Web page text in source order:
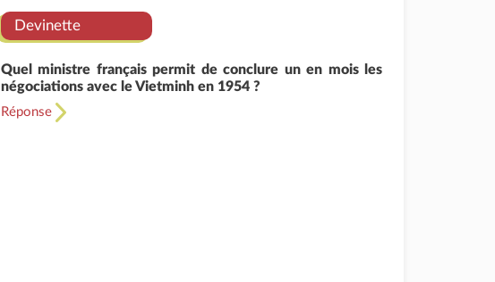
Devinette
Quel ministre français permit de conclure un en mois les
négociations avec le Vietminh en 1954 ?
Réponse